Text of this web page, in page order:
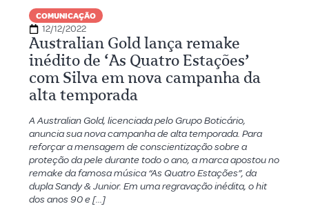
COMUNICAÇÃO
12/12/2022
Australian Gold lança remake
inédito de ‘As Quatro Estações’
com Silva em nova campanha da
alta temporada
A Australian Gold, licenciada pelo Grupo Boticário,
anuncia sua nova campanha de alta temporada. Para
reforçar a mensagem de conscientização sobre a
proteção da pele durante todo o ano, a marca apostou no
remake da famosa música “As Quatro Estações”, da
dupla Sandy & Junior. Em uma regravação inédita, o hit
dos anos 90 e […]